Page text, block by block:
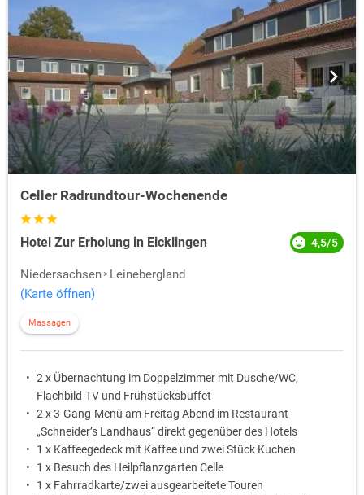
Celler Radrundtour-Wochenende
Hotel Zur Erholung in Eicklingen 4,5/5
Niedersachsen
Leinebergland
(Karte öffnen)
Massagen
2 x Übernachtung im Doppelzimmer mit Dusche/WC,
Flachbild-TV und Frühstücksbuffet
2 x 3-Gang-Menü am Freitag Abend im Restaurant
„Schneider’s Landhaus“ direkt gegenüber des Hotels
1 x Kaffeegedeck mit Kaffee und zwei Stück Kuchen
1 x Besuch des Heilpflanzgarten Celle
1 x Fahrradkarte/zwei ausgearbeitete Touren